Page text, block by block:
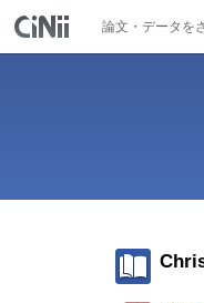
論文・データを